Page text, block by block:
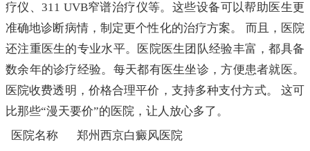
疗仪、311 UVB窄谱治疗仪等。这些设备可以帮助医生更
准确地诊断病情，制定更个性化的治疗方案。 而且，医院
还注重医生的专业水平。医院医生团队经验丰富，都具备
数余年的诊疗经验。每天都有医生坐诊，方便患者就医。
医院收费透明，价格合理平价，支持多种支付方式。 这可
比那些“漫天要价”的医院，让人放心多了。
医院名称
郑州西京白癜风医院